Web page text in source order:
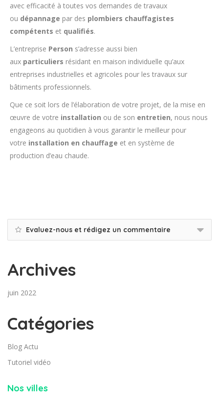
avec efficacité à toutes vos demandes de travaux
ou dépannage par des plombiers chauffagistes
compétents et qualifiés.
L’entreprise Person s’adresse aussi bien
aux particuliers résidant en maison individuelle qu’aux
entreprises industrielles et agricoles pour les travaux sur
bâtiments professionnels.
Que ce soit lors de l’élaboration de votre projet, de la mise en
œuvre de votre installation ou de son entretien, nous nous
engageons au quotidien à vous garantir le meilleur pour
votre installation en chauffage et en système de
production d’eau chaude.
Evaluez-nous et rédigez un commentaire
Archives
juin 2022
Catégories
Blog Actu
Tutoriel vidéo
Nos villes